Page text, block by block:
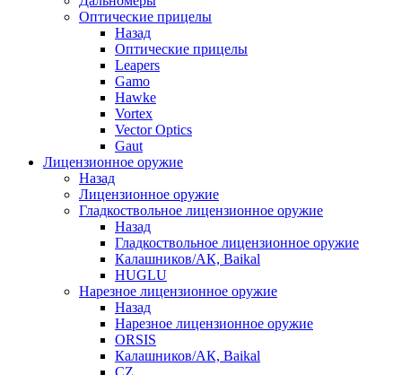
Оптические прицелы
Назад
Оптические прицелы
Leapers
Gamo
Hawke
Vortex
Vector Optics
Gaut
Лицензионное оружие
Назад
Лицензионное оружие
Гладкоствольное лицензионное оружие
Назад
Гладкоствольное лицензионное оружие
Калашников/АК, Baikal
HUGLU
Нарезное лицензионное оружие
Назад
Нарезное лицензионное оружие
ORSIS
Калашников/АК, Baikal
CZ